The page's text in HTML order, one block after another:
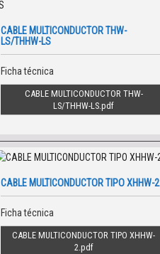
CABLE MULTICONDUCTOR THW-
LS/THHW-LS
Ficha técnica
CABLE MULTICONDUCTOR THW-
LS/THHW-LS
CABLE MULTICONDUCTOR TIPO XHHW-2
Ficha técnica
CABLE MULTICONDUCTOR TIPO XHHW-
2